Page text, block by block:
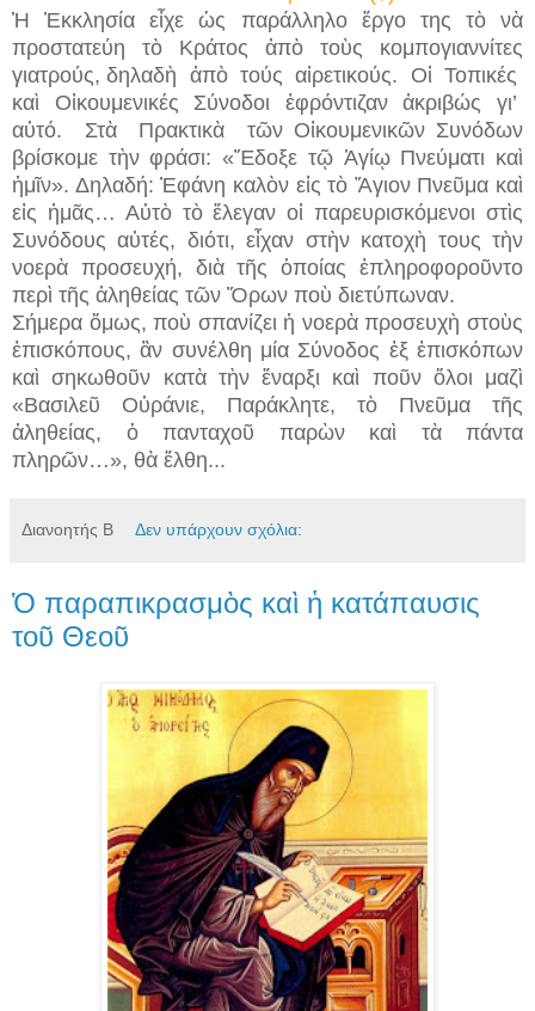
Ἡ Ἐκκλησία εἶχε ὡς παράλληλο ἔργο της τὸ νὰ
προστατεύη τὸ Κράτος ἀπὸ τοὺς κομπογιαννίτες
γιατρούς, δηλαδὴ ἀπὸ τούς αἱρετικούς. Οἱ Τοπικές
καὶ Οἰκουμενικές Σύνοδοι ἐφρόντιζαν ἀκριβώς γι’
αὐτό. Στὰ Πρακτικὰ τῶν Οἰκουμενικῶν Συνόδων
βρίσκομε τὴν φράσι: «Ἔδοξε τῷ Ἁγίῳ Πνεύματι καὶ
ἡμῖν». Δηλαδή: Ἐφάνη καλὸν εἰς τὸ Ἅγιον Πνεῦμα καὶ
εἰς ἡμᾶς… Αὐτὸ τὸ ἔλεγαν οἱ παρευρισκόμενοι στὶς
Συνόδους αὐτές, διότι, εἶχαν στὴν κατοχὴ τους τὴν
νοερὰ προσευχή, διὰ τῆς ὁποίας ἐπληροφοροῦντο
περὶ τῆς ἀληθείας τῶν Ὅρων ποὺ διετύπωναν.
Σήμερα ὅμως, ποὺ σπανίζει ἡ νοερὰ προσευχὴ στοὺς
ἐπισκόπους, ἂν συνέλθη μία Σύνοδος ἐξ ἐπισκόπων
καὶ σηκωθοῦν κατὰ τὴν ἔναρξι καὶ ποῦν ὅλοι μαζὶ
«Βασιλεῦ Οὐράνιε, Παράκλητε, τὸ Πνεῦμα τῆς
ἀληθείας, ὁ πανταχοῦ παρὼν καὶ τὰ πάντα
πληρῶν…», θὰ ἔλθη...
Διανοητής Β Δεν υπάρχουν σχόλια:
Ὁ παραπικρασμὸς καὶ ἡ κατάπαυσις
τοῦ Θεοῦ